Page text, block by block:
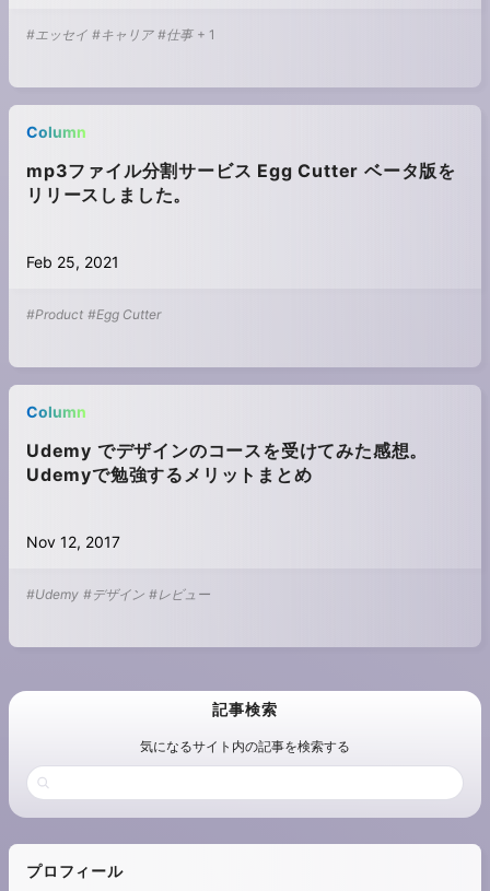
#エッセイ #キャリア #仕事 + 1
Column
mp3ファイル分割サービス Egg Cutter ベータ版を
リリースしました。
Feb 25, 2021
#Product #Egg Cutter
Column
Udemy でデザインのコースを受けてみた感想。
Udemyで勉強するメリットまとめ
Nov 12, 2017
#Udemy #デザイン #レビュー
記事検索
気になるサイト内の記事を検索する
プロフィール